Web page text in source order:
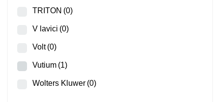
TRITON (0)
V lavici (0)
Volt (0)
Vutium (1)
Wolters Kluwer (0)